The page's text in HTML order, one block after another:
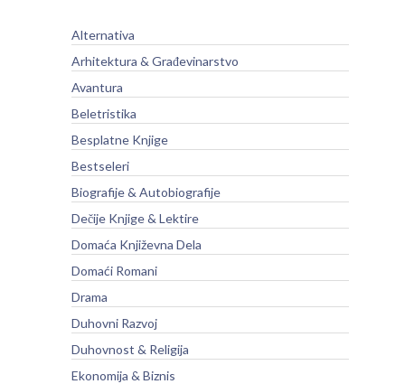
Alternativa
Arhitektura & Građevinarstvo
Avantura
Beletristika
Besplatne Knjige
Bestseleri
Biografije & Autobiografije
Dečije Knjige & Lektire
Domaća Književna Dela
Domaći Romani
Drama
Duhovni Razvoj
Duhovnost & Religija
Ekonomija & Biznis